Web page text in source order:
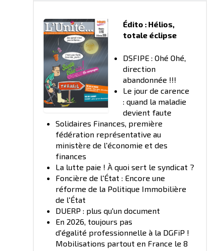
Édito : Hélios,
totale éclipse
DSFIPE : Ohé Ohé,
direction
abandonnée !!!
Le jour de carence
: quand la maladie
devient faute
Solidaires Finances, première
fédération représentative au
ministère de l'économie et des
finances
La lutte paie ! À quoi sert le syndicat ?
Foncière de l'État : Encore une
réforme de la Politique Immobilière
de l'État
DUERP : plus qu'un document
En 2026, toujours pas
d'égalité professionnelle à la DGFiP !
Mobilisations partout en France le 8